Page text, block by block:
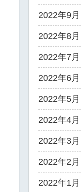
2022年9月
2022年8月
2022年7月
2022年6月
2022年5月
2022年4月
2022年3月
2022年2月
2022年1月